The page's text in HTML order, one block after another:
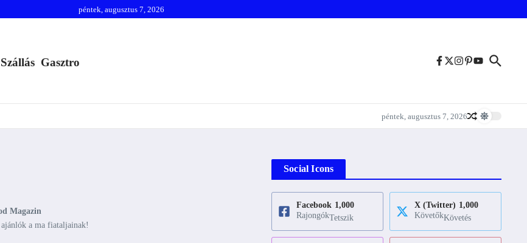
péntek, augusztus 7, 2026
Szállás Gasztro
péntek, augusztus 7, 2026
Magazin
a ma fiataljainak!
Social Icons
Facebook 1,000
RajongókTetszik
X (Twitter) 1,000
KövetőkKövetés